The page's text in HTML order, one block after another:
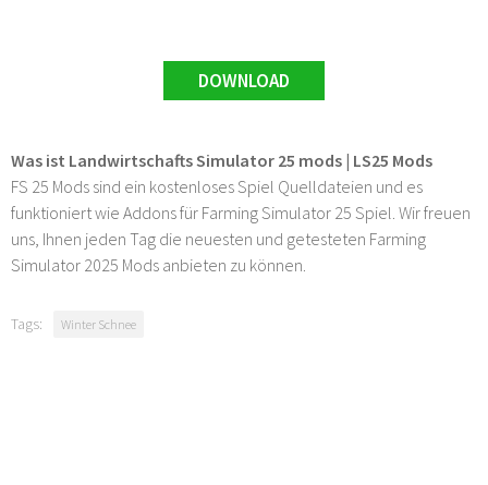
DOWNLOAD
Was ist Landwirtschafts Simulator 25 mods | LS25 Mods
FS 25 Mods sind ein kostenloses Spiel Quelldateien und es
funktioniert wie Addons für Farming Simulator 25 Spiel. Wir freuen
uns, Ihnen jeden Tag die neuesten und getesteten Farming
Simulator 2025 Mods anbieten zu können.
Tags: Winter Schnee